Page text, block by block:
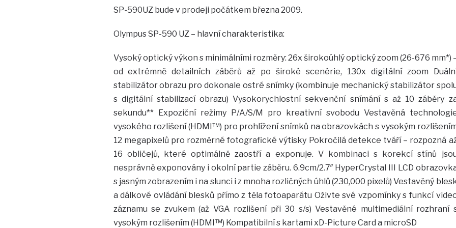
SP-590UZ bude v prodeji počátkem března 2009.
Olympus SP-590 UZ – hlavní charakteristika:
Vysoký optický výkon s minimálními rozměry: 26x širokoúhlý optický zoom (26-676 mm*)
od extrémně detailních záběrů až po široké scenérie, 130x digitální zoom
stabilizátor obrazu pro dokonale ostré snímky (kombinuje mechanický stabilizátor
s digitální stabilizací obrazu) Vysokorychlostní sekvenční snímání s až 10 záběry
sekundu** Expoziční režimy P/A/S/M pro kreativní svobodu Vestavěná
vysokého rozlišení (HDMI™) pro prohlížení snímků na obrazovkách s vysokým
12 megapixelů pro rozměrné fotografické výtisky Pokročilá detekce tváří – rozpozná
16 obličejů, které optimálně zaostří a exponuje. V kombinaci s korekcí stínů
nesprávně exponovány i okolní partie záběru. 6.9cm/2.7″ HyperCrystal III LCD
s jasným zobrazením i na slunci i z mnoha rozličných úhlů (230,000 pixelů) Vestavěný
a dálkové ovládání blesků přímo z těla fotoaparátu Oživte své vzpomínky s funkcí
záznamu se zvukem (až VGA rozlišení při 30 s/s) Vestavěné multimediální rozhraní
vysokým rozlišením (HDMI™) Kompatibilní s kartami xD-Picture Card a microSD